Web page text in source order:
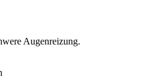
Augenreizung.